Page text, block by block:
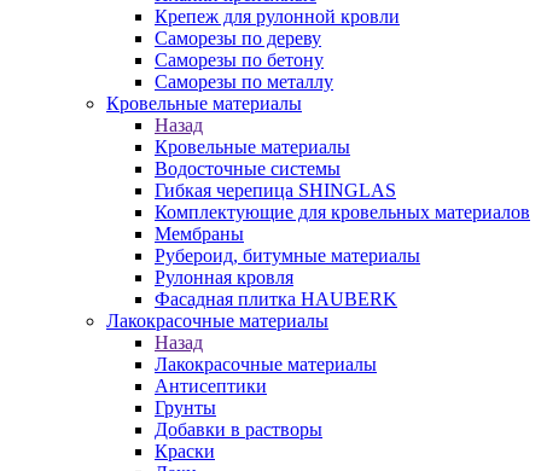
Крепеж для рулонной кровли
Саморезы по дереву
Саморезы по бетону
Саморезы по металлу
Кровельные материалы
Назад
Кровельные материалы
Водосточные системы
Гибкая черепица SHINGLAS
Комплектующие для кровельных материалов
Мембраны
Рубероид, битумные материалы
Рулонная кровля
Фасадная плитка HAUBERK
Лакокрасочные материалы
Назад
Лакокрасочные материалы
Антисептики
Грунты
Добавки в растворы
Краски